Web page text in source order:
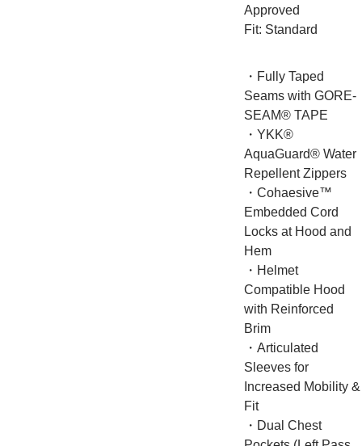
Approved
Fit: Standard
・Fully Taped
Seams with GORE-
SEAM® TAPE
・YKK®
AquaGuard® Water
Repellent Zippers
・Cohaesive™
Embedded Cord
Locks at Hood and
Hem
・Helmet
Compatible Hood
with Reinforced
Brim
・Articulated
Sleeves for
Increased Mobility &
Fit
・Dual Chest